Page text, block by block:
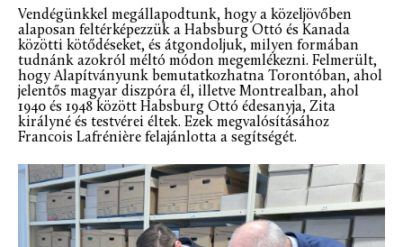
Vendégünkkel megállapodtunk, hogy a közeljövőben
alaposan feltérképezzük a Habsburg Ottó és Kanada
közötti kötődéseket, és átgondoljuk, milyen formában
tudnánk azokról méltó módon megemlékezni. Felmerült,
hogy Alapítványunk bemutatkozhatna Torontóban, ahol
jelentős magyar diszpóra él, illetve Montrealban, ahol
1940 és 1948 között Habsburg Ottó édesanyja, Zita
királyné és testvérei éltek. Ezek megvalósításához
Francois Lafrénière felajánlotta a segítségét.